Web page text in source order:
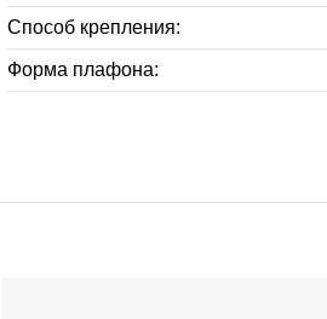
Способ крепления:
Форма плафона: